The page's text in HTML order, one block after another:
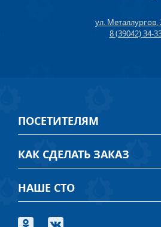
ул. Металлургов,
8 (39042) 34-
ПОСЕТИТЕЛЯМ
КАК СДЕЛАТЬ ЗАКАЗ
НАШЕ СТО